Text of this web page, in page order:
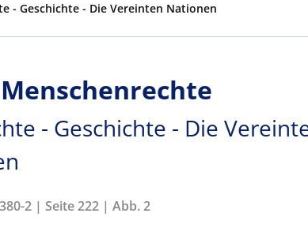
- Geschichte - Die Vereinten Nationen
- Geschichte - Die
2 | Seite 222 | Abb. 2